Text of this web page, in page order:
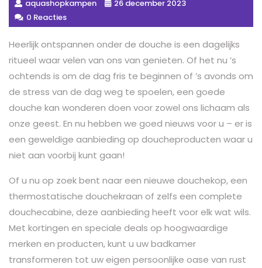
aquashopkampen
26 december 2023
0 Reacties
Heerlijk ontspannen onder de douche is een dagelijks
ritueel waar velen van ons van genieten. Of het nu ’s
ochtends is om de dag fris te beginnen of ’s avonds om
de stress van de dag weg te spoelen, een goede
douche kan wonderen doen voor zowel ons lichaam als
onze geest. En nu hebben we goed nieuws voor u – er is
een geweldige aanbieding op doucheproducten waar u
niet aan voorbij kunt gaan!
Of u nu op zoek bent naar een nieuwe douchekop, een
thermostatische douchekraan of zelfs een complete
douchecabine, deze aanbieding heeft voor elk wat wils.
Met kortingen en speciale deals op hoogwaardige
merken en producten, kunt u uw badkamer
transformeren tot uw eigen persoonlijke oase van rust